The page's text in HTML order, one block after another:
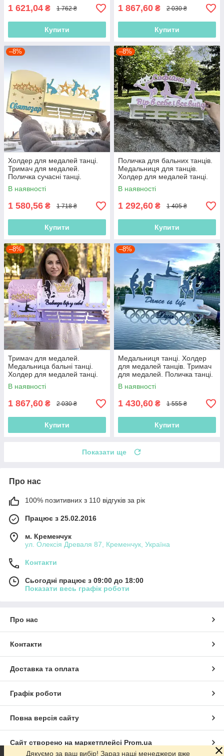
1 621,04 ₴ 1 762 ₴
Купити
1 867,60 ₴ 2 030 ₴
Купити
–8%
Холдер для медалей танці.
Тримач для медалей.
Поличка сучасні танці.
Медальниця для хлопців
В наявності
1 580,56 ₴ 1 718 ₴
Купити
–8%
Поличка для бальних танців.
Медальниця для танців.
Холдер для медалей танці.
Полиця для кубків
В наявності
1 292,60 ₴ 1 405 ₴
Купити
–8%
Тримач для медалей.
Медальница бальні танці.
Холдер для медалей танці.
Тримач для медалей
В наявності
1 867,60 ₴ 2 030 ₴
Купити
–8%
Медальниця танці. Холдер
для медалей танців. Тримач
для медалей. Поличка танці.
Медальниця для танців з
імям дитини
В наявності
1 430,60 ₴ 1 555 ₴
Купити
Показати ще
Про нас
100% позитивних з 110 відгуків за рік
Працює з 25.02.2016
м. Кременчук
ул. Олексія Древаля 87, Кременчук, Україна
Контакти
Сьогодні працює з 09:00 до 18:00
Показати весь графік роботи
Про нас
Контакти
Доставка та оплата
Графік роботи
Повна версія сайту
Сайт створено на маркетплейсі Prom.ua
Дякуємо за ваш вибір! Зараз наші менеджери вже